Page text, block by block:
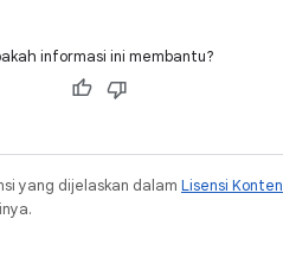
informasi ini membantu?
yang dijelaskan dalam Lisensi Konten